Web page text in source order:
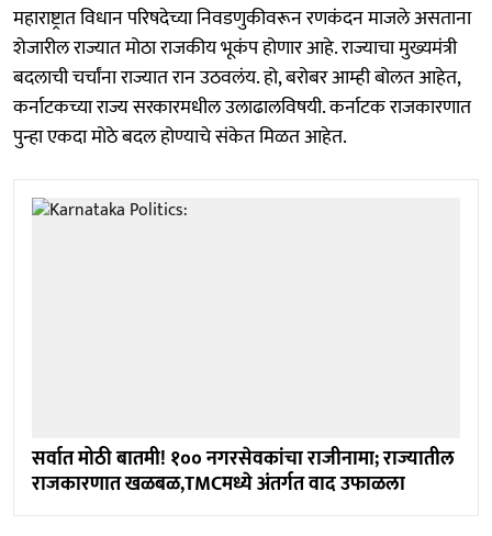
महाराष्ट्रात विधान परिषदेच्या निवडणुकीवरून रणकंदन माजले असताना
शेजारील राज्यात मोठा राजकीय भूकंप होणार आहे. राज्याचा मुख्यमंत्री
बदलाची चर्चांना राज्यात रान उठवलंय. हो, बरोबर आम्ही बोलत आहेत,
कर्नाटकच्या राज्य सरकारमधील उलाढालविषयी. कर्नाटक राजकारणात
पुन्हा एकदा मोठे बदल होण्याचे संकेत मिळत आहेत.
सर्वात मोठी बातमी! १०० नगरसेवकांचा राजीनामा; राज्यातील
राजकारणात खळबळ,TMCमध्ये अंतर्गत वाद उफाळला